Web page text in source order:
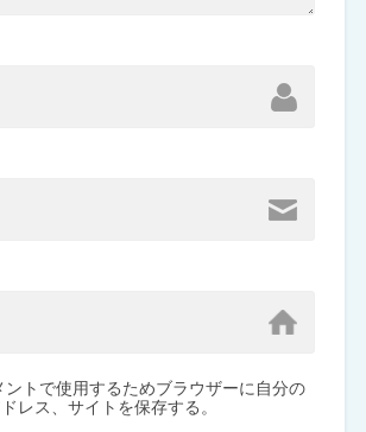
ントで使用するためブラウザーに自分の
レス、サイトを保存する。